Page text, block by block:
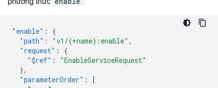
"enable" :
{
"path" : "v1/{+name}:enable" ,
"request" :
{
"$ref" :
"EnableServiceRequest"
},
"parameterOrder" :
[